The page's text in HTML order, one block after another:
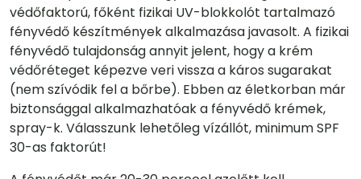
védőfaktorú, főként fizikai UV-blokkolót tartalmazó
fényvédő készítmények alkalmazása javasolt. A fizikai
fényvédő tulajdonság annyit jelent, hogy a krém
védőréteget képezve veri vissza a káros sugarakat
(nem szívódik fel a bőrbe). Ebben az életkorban már
biztonsággal alkalmazhatóak a fényvédő krémek,
spray-k. Válasszunk lehetőleg vízállót, minimum SPF
30-as faktorút!